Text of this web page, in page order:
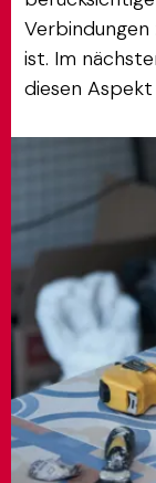
ist. Im
diesen Aspekt